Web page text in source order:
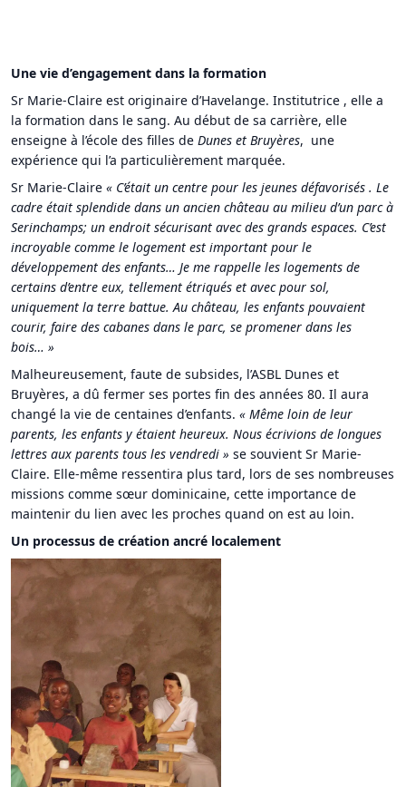
Une vie d’engagement dans la formation
Sr Marie-Claire est originaire d’Havelange. Institutrice , elle a
la formation dans le sang. Au début de sa carrière, elle
enseigne à l’école des filles de Dunes et Bruyères, une
expérience qui l’a particulièrement marquée.
Sr Marie-Claire « C’était un centre pour les jeunes défavorisés . Le
cadre était splendide dans un ancien château au milieu d’un parc à
Serinchamps; un endroit sécurisant avec des grands espaces. C’est
incroyable comme le logement est important pour le
développement des enfants… Je me rappelle les logements de
certains d’entre eux, tellement étriqués et avec pour sol,
uniquement la terre battue. Au château, les enfants pouvaient
courir, faire des cabanes dans le parc, se promener dans les
bois… »
Malheureusement, faute de subsides, l’ASBL Dunes et
Bruyères, a dû fermer ses portes fin des années 80. Il aura
changé la vie de centaines d’enfants. « Même loin de leur
parents, les enfants y étaient heureux. Nous écrivions de longues
lettres aux parents tous les vendredi » se souvient Sr Marie-
Claire. Elle-même ressentira plus tard, lors de ses nombreuses
missions comme sœur dominicaine, cette importance de
maintenir du lien avec les proches quand on est au loin.
Un processus de création ancré localement